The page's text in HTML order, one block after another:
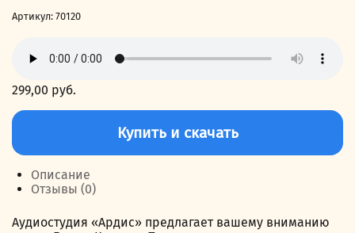
Артикул: 70120
299,00 руб.
Количество
Пещерное
ретро
Купить и скачать
Описание
Отзывы (0)
Аудиостудия «Ардис» предлагает вашему вниманию